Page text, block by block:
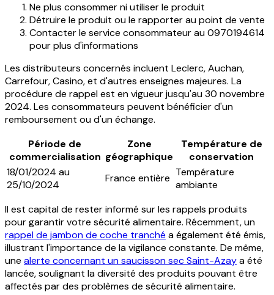
Ne plus consommer ni utiliser le produit
Détruire le produit ou le rapporter au point de vente
Contacter le service consommateur au 0970194614
pour plus d'informations
Les distributeurs concernés incluent Leclerc, Auchan,
Carrefour, Casino, et d'autres enseignes majeures. La
procédure de rappel est en vigueur jusqu'au 30 novembre
2024. Les consommateurs peuvent bénéficier d'un
remboursement ou d'un échange.
Période de
commercialisation
Zone
géographique
Température de
conservation
18/01/2024 au
25/10/2024
France entière Température
ambiante
Il est capital de rester informé sur les rappels produits
pour garantir votre sécurité alimentaire. Récemment, un
rappel de jambon de coche tranché a également été émis,
illustrant l'importance de la vigilance constante. De même,
une alerte concernant un saucisson sec Saint-Azaya été
lancée, soulignant la diversité des produits pouvant être
affectés par des problèmes de sécurité alimentaire.